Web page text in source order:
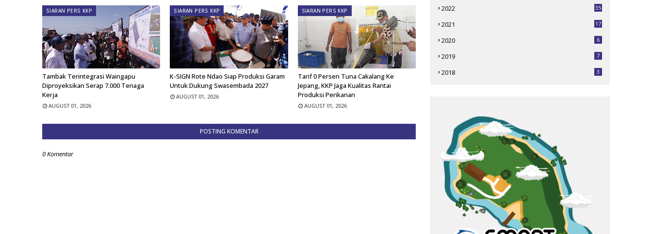
SIARAN PERS KKP
Tambak Terintegrasi Waingapu
Diproyeksikan Serap 7.000 Tenaga
Kerja
AUGUST 01, 2026
SIARAN PERS KKP
K-SIGN Rote Ndao Siap Produksi Garam
Untuk Dukung Swasembada 2027
AUGUST 01, 2026
SIARAN PERS KKP
Tarif 0 Persen Tuna Cakalang Ke
Jepang, KKP Jaga Kualitas Rantai
Produksi Perikanan
AUGUST 01, 2026
POSTING KOMENTAR
0 Komentar
2022 35
2021 17
2020 6
2019 7
2018 3